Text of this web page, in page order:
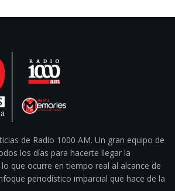
de Radio 1000 AM. Un gran equipo de
los días para hacerte llegar la
que ocurre en tiempo real al alcance de
periodístico imparcial que hace de la